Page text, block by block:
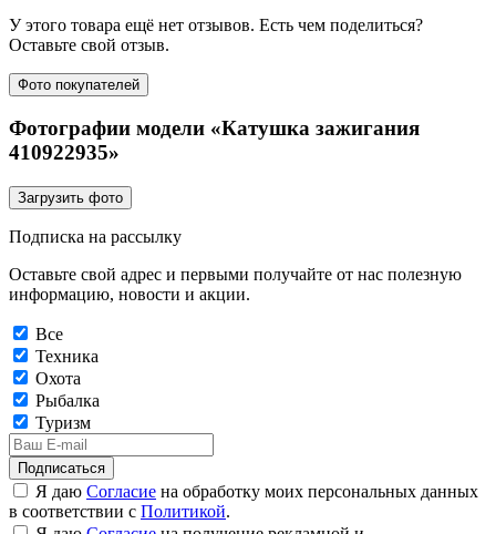
У этого товара ещё нет отзывов. Есть чем поделиться?
Оставьте свой отзыв.
Фото покупателей
Фотографии модели «Катушка зажигания
410922935»
Загрузить фото
Подписка на рассылку
Оставьте свой адрес и первыми получайте от нас полезную
информацию, новости и акции.
Все
Техника
Охота
Рыбалка
Туризм
Подписаться
Я даю Согласие на обработку моих персональных данных
в соответствии с Политикой.